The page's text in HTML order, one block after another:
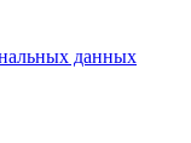
данных